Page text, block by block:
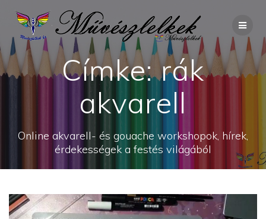
content
Címke:rák
akvarell
Online akvarell- és gouache workshopok, hírek,
érdekességek a festés világából